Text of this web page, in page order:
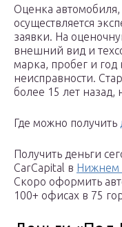
Оценка
осуществляется
заявки. На
внешний вид и
марка, пробег и
неисправности.
более 15 лет назад,
Где можно получить
Получить деньги
CarCapital в Нижнем
Скоро оформить
100+ офисах в 75